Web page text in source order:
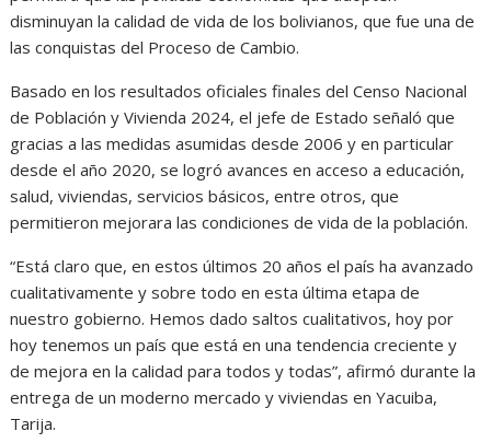
disminuyan la calidad de vida de los bolivianos, que fue una de
las conquistas del Proceso de Cambio.
Basado en los resultados oficiales finales del Censo Nacional
de Población y Vivienda 2024, el jefe de Estado señaló que
gracias a las medidas asumidas desde 2006 y en particular
desde el año 2020, se logró avances en acceso a educación,
salud, viviendas, servicios básicos, entre otros, que
permitieron mejorara las condiciones de vida de la población.
“Está claro que, en estos últimos 20 años el país ha avanzado
cualitativamente y sobre todo en esta última etapa de
nuestro gobierno. Hemos dado saltos cualitativos, hoy por
hoy tenemos un país que está en una tendencia creciente y
de mejora en la calidad para todos y todas”, afirmó durante la
entrega de un moderno mercado y viviendas en Yacuiba,
Tarija.